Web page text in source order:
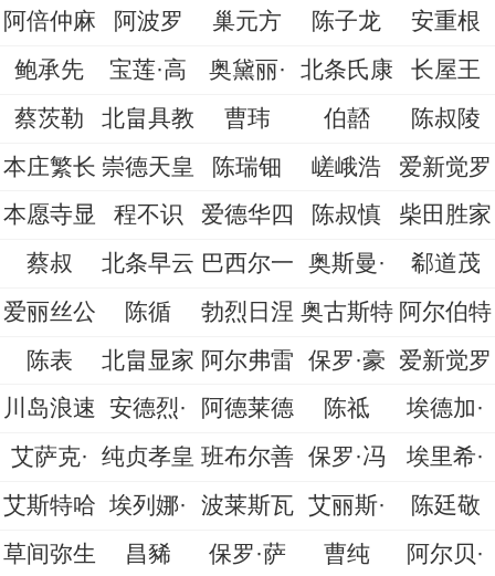
阿倍仲麻
阿波罗 巢元方 陈子龙
安重根
鲍承先
宝莲·高 奥黛丽· 北条氏康
长屋王
蔡茨勒
北畠具教 曹玮 伯嚭
陈叔陵
本庄繁长 崇德天皇 陈瑞钿 嵯峨浩
爱新觉罗
本愿寺显
程不识 爱德华四 陈叔慎
柴田胜家
蔡叔
北条早云 巴西尔一 奥斯曼·
郗道茂
爱丽丝公
陈循 勃烈日涅 奥古斯特 阿尔伯特
陈表
北畠显家 阿尔弗雷 保罗·豪
爱新觉罗
川岛浪速
安德烈· 阿德莱德 陈祗
埃德加·
艾萨克·
纯贞孝皇 班布尔善 保罗·冯
埃里希·
艾斯特哈 埃列娜· 波莱斯瓦 艾丽斯·
陈廷敬
草间弥生
昌豨 保罗·萨 曹纯
阿尔贝·